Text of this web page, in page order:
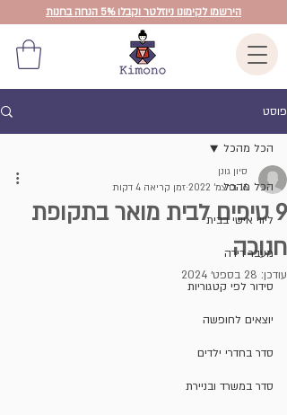
הירשמו לקימונו ניוזלטר וקבלו 5% הנחה בחנות
פוסט
הכל מהכל
ליווי אישי בבית
מעבר דירה
סידור לפי קטגוריות
יוצאים לחופשה
סדר בחדרי ילדים
סדר במשרד ובניירת
הכל מהכל
9 טיפים לבית מואר בתקופת
חנוכה
סיון גונן
16 בדצמ׳ 2022
זמן קריאה 4 דקות
עודכן: 28 בספט׳ 2024